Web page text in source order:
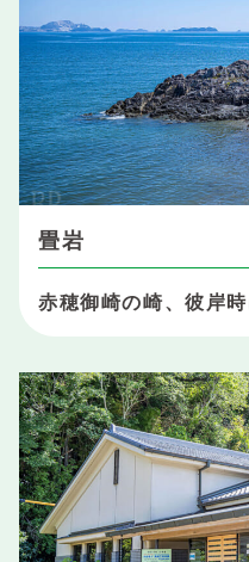
畳岩
赤穂御崎の崎、彼岸